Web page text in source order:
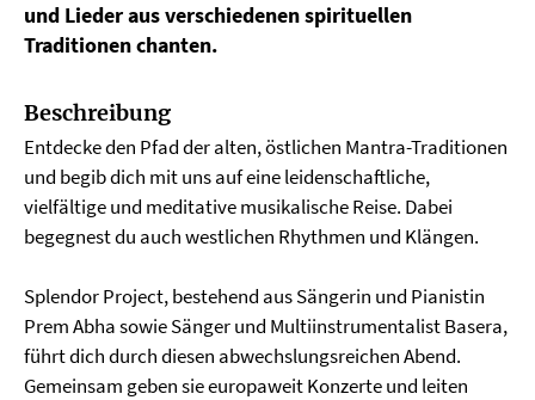
und Lieder aus verschiedenen spirituellen
Traditionen chanten.
Beschreibung
Entdecke den Pfad der alten, östlichen Mantra-Traditionen
und begib dich mit uns auf eine leidenschaftliche,
vielfältige und meditative musikalische Reise. Dabei
begegnest du auch westlichen Rhythmen und Klängen.
Splendor Project, bestehend aus Sängerin und Pianistin
Prem Abha sowie Sänger und Multiinstrumentalist Basera,
führt dich durch diesen abwechslungsreichen Abend.
Gemeinsam geben sie europaweit Konzerte und leiten